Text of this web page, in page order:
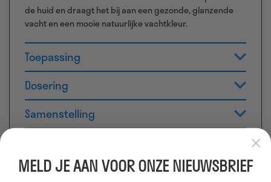
de huid en draagt het bij aan een gezonde, glanzende
vacht en een mooie natuurlijke vachtkleur.
Toepassing
Dosering
Samenstelling
MELD JE AAN VOOR ONZE NIEUWSBRIEF